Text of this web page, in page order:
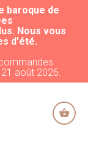
baroque de
Nous vous
d'été.
août 2026.